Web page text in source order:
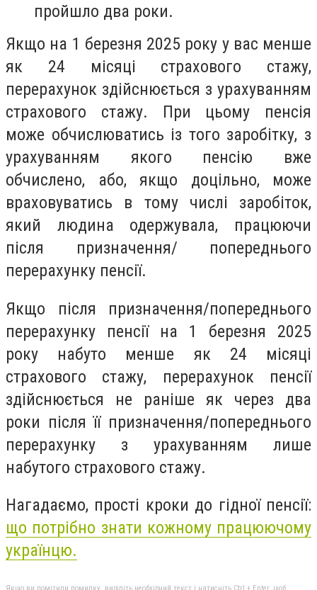
пройшло два роки.
Якщо на 1 березня 2025 року у вас менше
як 24 місяці страхового стажу,
перерахунок здійснюється з урахуванням
страхового стажу. При цьому пенсія
може обчислюватись із того заробітку, з
урахуванням якого пенсію вже
обчислено, або, якщо доцільно, може
враховуватись в тому числі заробіток,
який людина одержувала, працюючи
після призначення/ попереднього
перерахунку пенсії.
Якщо після призначення/попереднього
перерахунку пенсії на 1 березня 2025
року набуто менше як 24 місяці
страхового стажу, перерахунок пенсії
здійснюється не раніше як через два
роки після її призначення/попереднього
перерахунку з урахуванням лише
набутого страхового стажу.
Нагадаємо, прості кроки до гідної пенсії:
що потрібно знати кожному працюючому
українцю.